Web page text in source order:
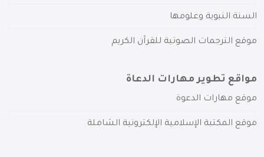
السنة النبوية وعلومها
موقع الترجمات الصوتية للقرآن الكريم
مواقع تطوير مهارات الدعاة
موقع مهارات الدعوة
موقع المكتبة الإسلامية الإلكترونية الشاملة